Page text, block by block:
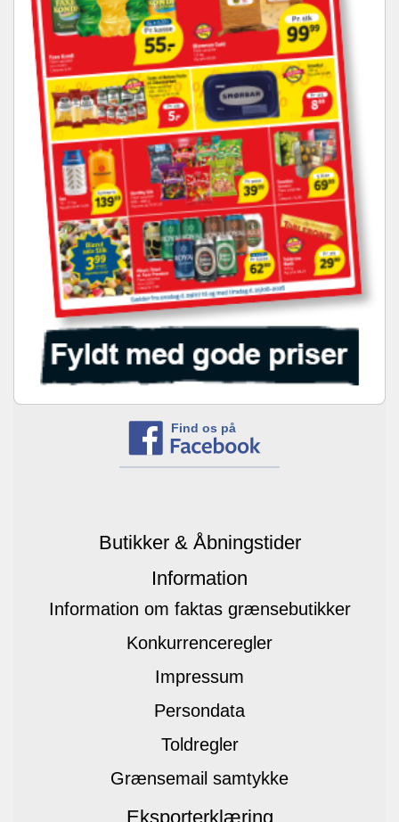
Find os på
Butikker & Åbningstider
Information
Information om faktas grænsebutikker
Konkurrenceregler
Impressum
Persondata
Toldregler
Grænsemail samtykke
Eksporterklæring